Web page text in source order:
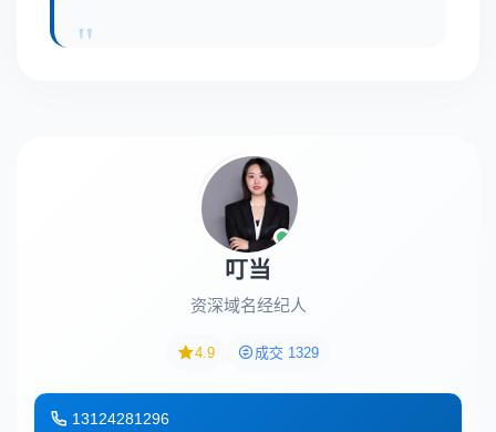
叮当
资深域名经纪人
4.9 成交 1329
13124281296